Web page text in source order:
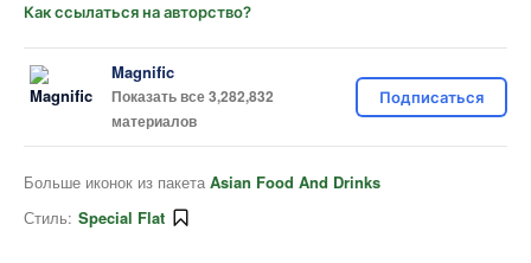
Как ссылаться на авторство?
Magnific
Показать все 3,282,832
материалов
Подписаться
Больше иконок из пакета Asian Food And Drinks
Стиль: Special Flat